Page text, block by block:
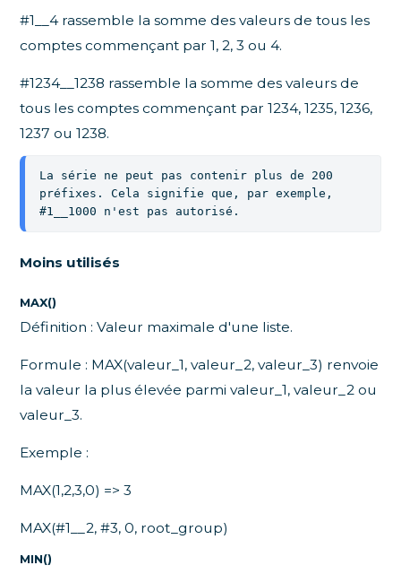
#1__4 rassemble la somme des valeurs de tous les
comptes commençant par 1, 2, 3 ou 4.
#1234__1238 rassemble la somme des valeurs de
tous les comptes commençant par 1234, 1235, 1236,
1237 ou 1238.
La série ne peut pas contenir plus de 200
préfixes. Cela signifie que, par exemple,
#1__1000 n'est pas autorisé.
Moins utilisés
MAX()
Définition : Valeur maximale d'une liste.
Formule : MAX(valeur_1, valeur_2, valeur_3) renvoie
la valeur la plus élevée parmi valeur_1, valeur_2 ou
valeur_3.
Exemple :
MAX(1,2,3,0) => 3
MAX(#1__2, #3, 0, root_group)
MIN()